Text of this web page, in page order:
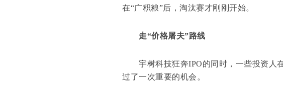
在“广积粮”后，淘汰赛才刚刚开始。
走“价格屠夫”路线
宇树科技狂奔IPO的同时，一些投资人
过了一次重要的机会。